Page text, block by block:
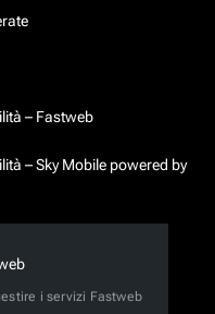
– Fastweb
– Sky Mobile powered by
i servizi Fastweb